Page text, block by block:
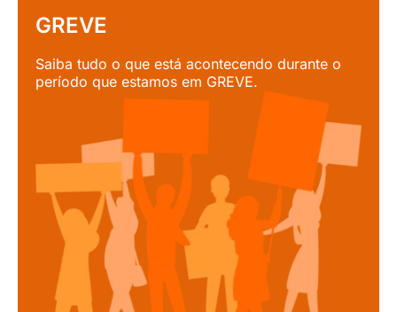
GREVE
Saiba tudo o que está acontecendo durante o
período que estamos em GREVE.